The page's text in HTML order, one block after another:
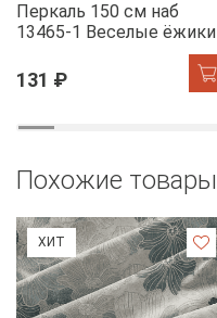
Перкаль 150 см наб
13465-1 Веселые ёжики
131 ₽
Похожие товары
ХИТ